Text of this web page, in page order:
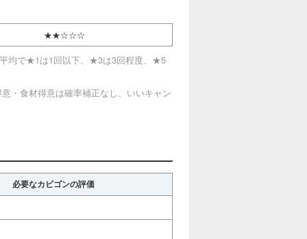
★★☆☆☆
平均で★1は1回以下、★3は3回程度、★5
・食材得意は確率補正なし、いいキャン
必要なカビゴンの評価